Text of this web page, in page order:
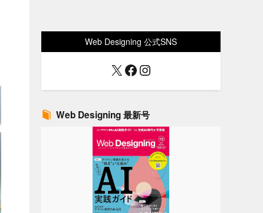
Web Designing 公式SNS
X Facebook
Instagram
Web Designing 最新号